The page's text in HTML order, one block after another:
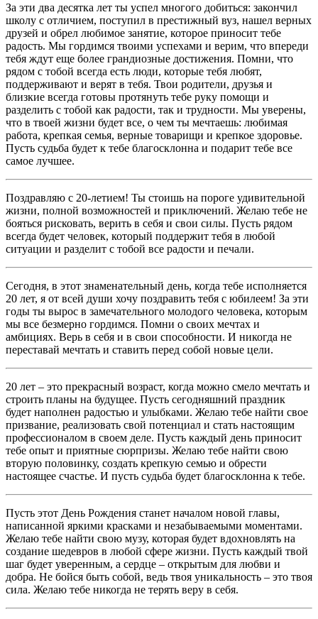
За эти два десятка лет ты успел многого добиться: закончил
школу с отличием, поступил в престижный вуз, нашел верных
друзей и обрел любимое занятие, которое приносит тебе
радость. Мы гордимся твоими успехами и верим, что впереди
тебя ждут еще более грандиозные достижения. Помни, что
рядом с тобой всегда есть люди, которые тебя любят,
поддерживают и верят в тебя. Твои родители, друзья и
близкие всегда готовы протянуть тебе руку помощи и
разделить с тобой как радости, так и трудности. Мы уверены,
что в твоей жизни будет все, о чем ты мечтаешь: любимая
работа, крепкая семья, верные товарищи и крепкое здоровье.
Пусть судьба будет к тебе благосклонна и подарит тебе все
самое лучшее.
Поздравляю с 20-летием! Ты стоишь на пороге удивительной
жизни, полной возможностей и приключений. Желаю тебе не
бояться рисковать, верить в себя и свои силы. Пусть рядом
всегда будет человек, который поддержит тебя в любой
ситуации и разделит с тобой все радости и печали.
Сегодня, в этот знаменательный день, когда тебе исполняется
20 лет, я от всей души хочу поздравить тебя с юбилеем! За эти
годы ты вырос в замечательного молодого человека, которым
мы все безмерно гордимся. Помни о своих мечтах и
амбициях. Верь в себя и в свои способности. И никогда не
переставай мечтать и ставить перед собой новые цели.
20 лет – это прекрасный возраст, когда можно смело мечтать и
строить планы на будущее. Пусть сегодняшний праздник
будет наполнен радостью и улыбками. Желаю тебе найти свое
призвание, реализовать свой потенциал и стать настоящим
профессионалом в своем деле. Пусть каждый день приносит
тебе опыт и приятные сюрпризы. Желаю тебе найти свою
вторую половинку, создать крепкую семью и обрести
настоящее счастье. И пусть судьба будет благосклонна к тебе.
Пусть этот День Рождения станет началом новой главы,
написанной яркими красками и незабываемыми моментами.
Желаю тебе найти свою музу, которая будет вдохновлять на
создание шедевров в любой сфере жизни. Пусть каждый твой
шаг будет уверенным, а сердце – открытым для любви и
добра. Не бойся быть собой, ведь твоя уникальность – это твоя
сила. Желаю тебе никогда не терять веру в себя.